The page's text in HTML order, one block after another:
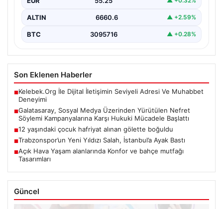
sosyal medya platformlarında artış gösteren nefret
ALTIN 6660.6 ▲ +2.59%
BTC 3095716 ▲ +0.28%
Son Eklenen Haberler
■Kelebek.Org İle Dijital İletişimin Seviyeli Adresi Ve Muhabbet
Deneyimi
■Galatasaray, Sosyal Medya Üzerinden Yürütülen Nefret
Söylemi Kampanyalarına Karşı Hukuki Mücadele Başlattı
■12 yaşındaki çocuk hafriyat alınan gölette boğuldu
■Trabzonspor’un Yeni Yıldızı Salah, İstanbul’a Ayak Bastı
■Açık Hava Yaşam alanlarında Konfor ve bahçe mutfağı
Tasarımları
Güncel